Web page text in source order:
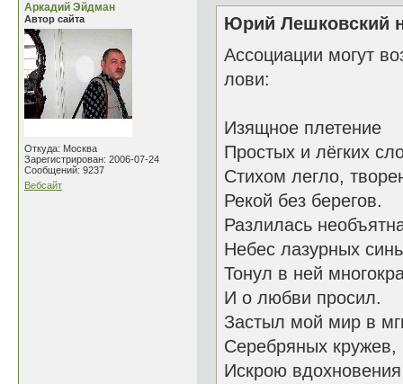
Аркадий Эйдман
Автор сайта
Откуда: Москва
Зарегистрирован: 2006-07-24
Сообщений: 9237
Вебсайт
Юрий Лешковский
Ассоциации могут
лови:
Изящное плетение
Простых и лёгких
Стихом легло,
Рекой без берегов.
Разлилась
Небес лазурных
Тонул в ней
И о любви просил.
Застыл мой мир в
Серебряных кружев,
Искрою вдохновения